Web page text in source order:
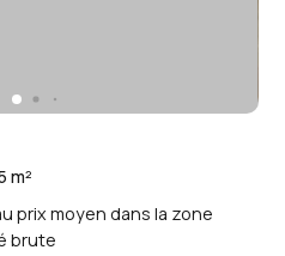
m²
prix moyen dans la zone
brute